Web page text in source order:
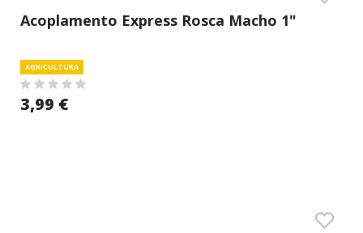
Acoplamento Express Rosca Macho 1"
AGRICULTURA
3,99 €